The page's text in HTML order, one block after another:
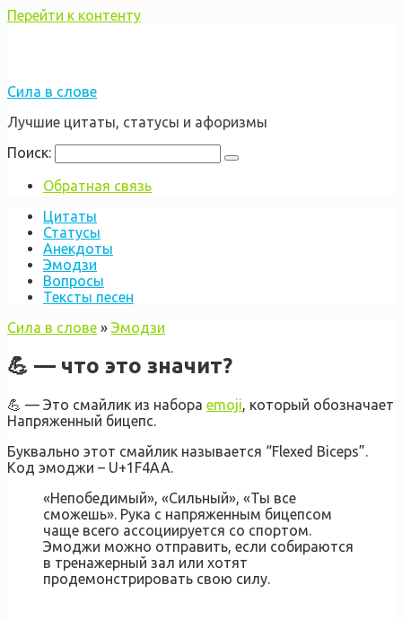
Перейти к контенту
Сила в слове
Лучшие цитаты, статусы и афоризмы
Поиск:
Обратная связь
Цитаты
Статусы
Анекдоты
Эмодзи
Вопросы
Тексты песен
Сила в слове » Эмодзи
💪 — что это значит?
💪 — Это смайлик из набора emoji, который обозначает
Напряженный бицепс.
Буквально этот смайлик называется “Flexed Biceps”.
Код эмоджи – U+1F4AA.
«Непобедимый», «Сильный», «Ты все
сможешь». Рука с напряженным бицепсом
чаще всего ассоциируется со спортом.
Эмоджи можно отправить, если собираются
в тренажерный зал или хотят
продемонстрировать свою силу.